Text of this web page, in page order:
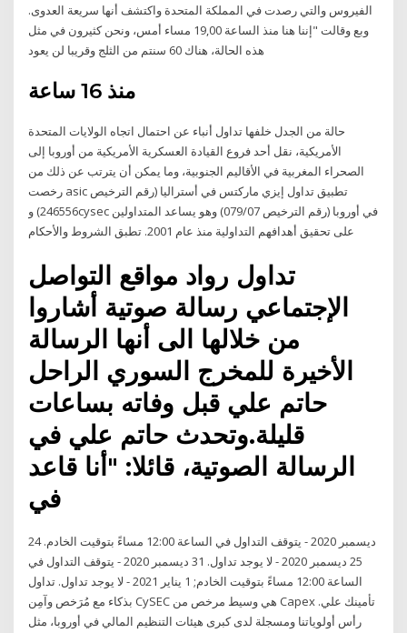
الفيروس والتي رصدت في المملكة المتحدة واكتشف أنها سريعة العدوى.
وبع وقالت "إننا هنا منذ الساعة 19,00 مساء أمس، ونحن كثيرون في مثل
هذه الحالة، هناك 60 سنتم من الثلج وقريبا لن يعود
منذ 16 ساعة
حالة من الجدل خلفها تداول أنباء عن احتمال اتجاه الولايات المتحدة
الأمريكية، نقل أحد فروع القيادة العسكرية الأمريكية من أوروبا إلى
الصحراء المغربية في الأقاليم الجنوبية، وما يمكن أن يترتب عن ذلك من
رخصت asic تطبيق تداول إيزي ماركتس في أستراليا (رقم الترخيص
246556) وcysec في أوروبا (رقم الترخيص 079/07) وهو يساعد المتداولين
على تحقيق أهدافهم التداولية منذ عام 2001. تطبق الشروط والأحكام
تداول رواد مواقع التواصل
الإجتماعي رسالة صوتية أشاروا
من خلالها الى أنها الرسالة
الأخيرة للمخرج السوري الراحل
حاتم علي قبل وفاته بساعات
قليلة.وتحدث حاتم علي في
الرسالة الصوتية، قائلا: "أنا قاعد
في
24 ديسمبر 2020 - يتوقف التداول في الساعة 12:00 مساءً بتوقيت الخادم.
25 ديسمبر 2020 - لا يوجد تداول. 31 ديسمبر 2020 - يتوقف التداول في
الساعة 12:00 مساءً بتوقيت الخادم; 1 يناير 2021 - لا يوجد تداول. تداول
بذكاء مع مُرَخص وآمِن CySEC هي وسيط مرخص من Capex .تأمينك علي
رأس أولوياتنا ومسجلة لدى كبرى هيئات التنظيم المالي في أوروبا، مثل